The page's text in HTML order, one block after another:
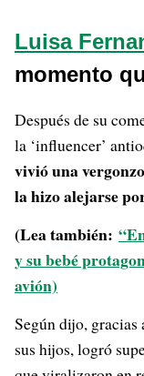
Luisa
momento
Después de su
la ‘influencer’
vivió una
la hizo alejarse
(Lea también:
y su bebé
avión)
Según dijo, gracias
sus hijos, logró